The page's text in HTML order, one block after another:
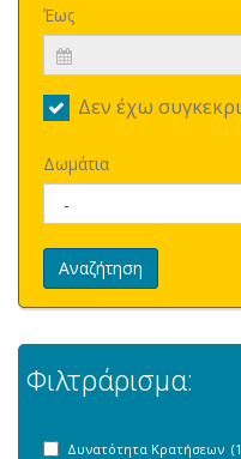
Έως
Δεν έχω
Δωμάτια
Αναζήτηση
Φιλτράρισμα:
Δυνατότητα Κρατήσεων